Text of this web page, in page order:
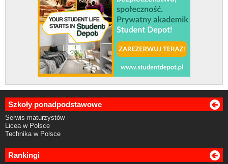
Szkoły ponadpodstawowe
Serwis maturzystów
Licea w Polsce
Technika w Polsce
Rankingi